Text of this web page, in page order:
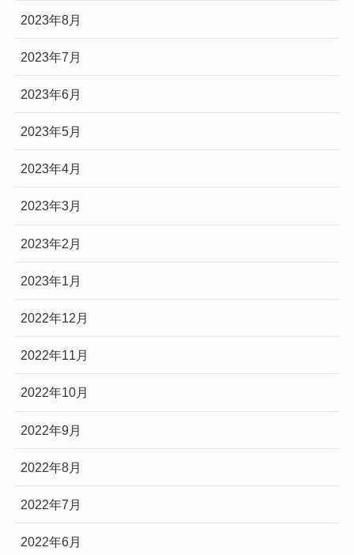
2023年8月
2023年7月
2023年6月
2023年5月
2023年4月
2023年3月
2023年2月
2023年1月
2022年12月
2022年11月
2022年10月
2022年9月
2022年8月
2022年7月
2022年6月